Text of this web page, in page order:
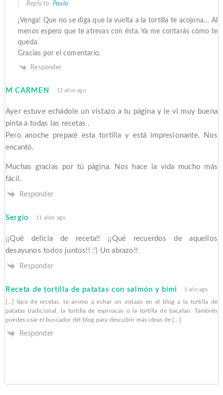
Reply to Paula
¡Venga! Que no se diga que la vuelta a la tortilla te acojona… Al
menos espero que te atrevas con ésta. Ya me contarás cómo te
queda.
Gracias por el comentario.
Responder
M CARMEN 12 años ago
Ayer estuve echádole un vistazo a tu página y le vi muy buena
pinta a todas las recetas .
Pero anoche preparé esta tortilla y está impresionante. Nos
encantó.
Muchas gracias por tú página. Nos hace la vida mucho más
fácil.
Responder
Sergio 11 años ago
¡¡Qué delicia de receta!! ¡¡Qué recuerdos de aquellos
desayunos todos juntos!! :’) Un abrazo!!
Responder
Receta de tortilla de patatas con salmón y bimi 1 año ago
[…] tipo de recetas, te animo a echar un vistazo en el blog a la tortilla de
patatas tradicional, la tortilla de espinacas o la tortilla de bacalao. También
puedes usar el buscador del blog para descubrir más ideas de […]
Responder